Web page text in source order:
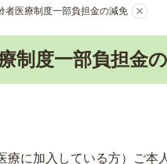
者医療制度一部負担金の減免
制度一部負担金
療に加入している方）ご本